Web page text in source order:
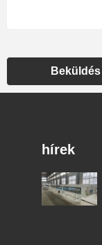
Beküldés
hírek